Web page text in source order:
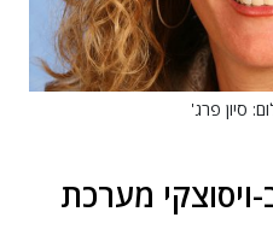
סיון פרג'
מערכת